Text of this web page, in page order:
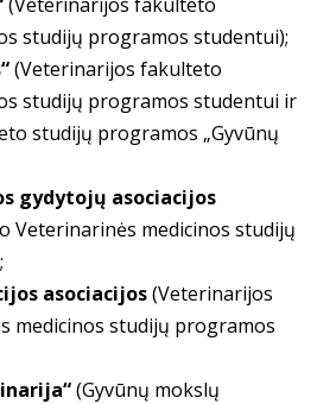
studijų programos studentui);
(Veterinarijos fakulteto
studijų programos studentui ir
studijų programos „Gyvūnų
gydytojų asociacijos
Veterinarinės medicinos studijų
asociacijos(Veterinarijos
medicinos studijų programos
(Gyvūnų mokslų